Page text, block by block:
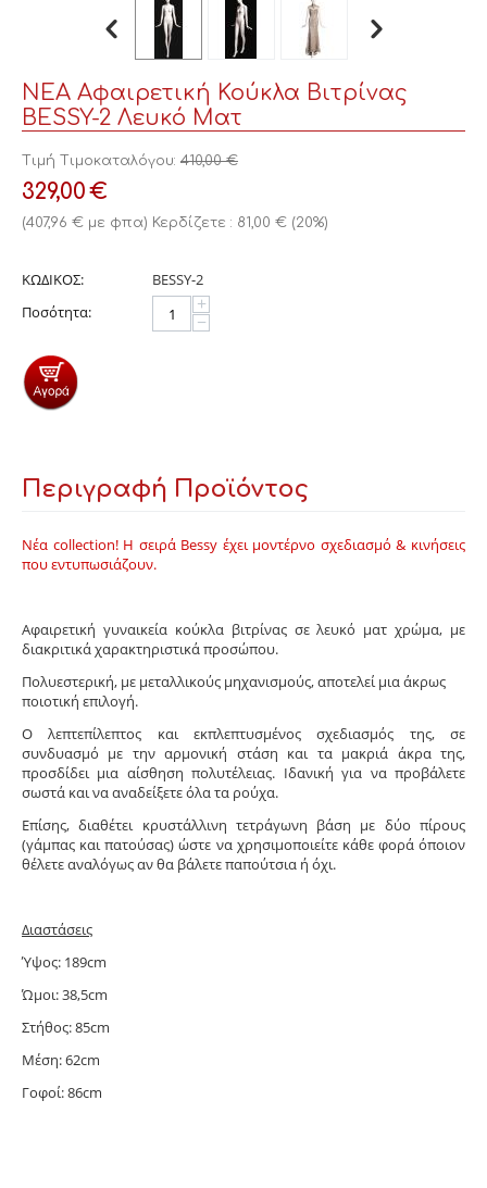
ΝΕΑ Αφαιρετική Κούκλα Βιτρίνας
BESSY-2 Λευκό Ματ
Τιμή Τιμοκαταλόγου: 410,00 €
329,00€
(407,96 € με φπα) Κερδίζετε : 81,00 € (20%)
ΚΩΔΙΚΟΣ:
BESSY-2
Ποσότητα:
+
−
Περιγραφή Προϊόντος
Νέα collection! Η σειρά Bessy έχει μοντέρνο σχεδιασμό & κινήσεις
που εντυπωσιάζουν.
Αφαιρετική γυναικεία κούκλα βιτρίνας σε λευκό ματ χρώμα, με
διακριτικά χαρακτηριστικά προσώπου.
Πολυεστερική, με μεταλλικούς μηχανισμούς, αποτελεί μια άκρως
ποιοτική επιλογή.
Ο λεπτεπίλεπτος και εκπλεπτυσμένος σχεδιασμός της, σε
συνδυασμό με την αρμονική στάση και τα μακριά άκρα της,
προσδίδει μια αίσθηση πολυτέλειας. Ιδανική για να προβάλετε
σωστά και να αναδείξετε όλα τα ρούχα.
Επίσης, διαθέτει κρυστάλλινη τετράγωνη βάση με δύο πίρους
(γάμπας και πατούσας) ώστε να χρησιμοποιείτε κάθε φορά όποιον
θέλετε αναλόγως αν θα βάλετε παπούτσια ή όχι.
Διαστάσεις
Ύψος: 189cm
Ώμοι: 38,5cm
Στήθος: 85cm
Μέση: 62cm
Γοφοί: 86cm